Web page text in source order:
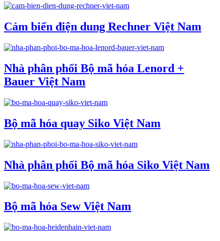
Cảm biến điện dung Rechner Việt Nam
Nhà phân phối Bộ mã hóa Lenord +
Bauer Việt Nam
Bộ mã hóa quay Siko Việt Nam
Nhà phân phối Bộ mã hóa Siko Việt Nam
Bộ mã hóa Sew Việt Nam